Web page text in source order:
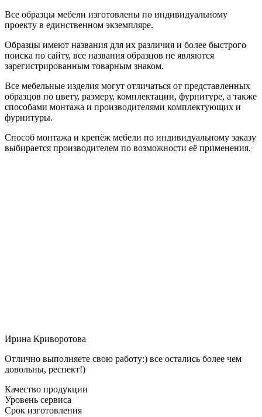
Все образцы мебели изготовлены по индивидуальному
проекту в единственном экземпляре.
Образцы имеют названия для их различия и более быстрого
поиска по сайту, все названия образцов не являются
зарегистрированным товарным знаком.
Все мебельные изделия могут отличаться от представленных
образцов по цвету, размеру, комплектации, фурнитуре, а также
способами монтажа и производителями комплектующих и
фурнитуры.
Способ монтажа и крепёж мебели по индивидуальному заказу
выбирается производителем по возможности её применения.
Ирина Криворотова
Отлично выполняете свою работу:) все остались более чем
довольны, респект!)
Качество продукции
Уровень сервиса
Срок изготовления